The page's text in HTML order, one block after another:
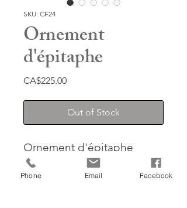
SKU: CF24
Ornement
d'épitaphe
CA$225.00Price
Out of Stock
Ornement d'épitaphe
composé de fleurs de soie.
Traité contre les UV et
Phone Email Facebook